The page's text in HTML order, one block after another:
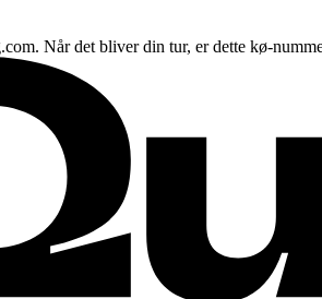
Når det bliver din tur, er dette kø-